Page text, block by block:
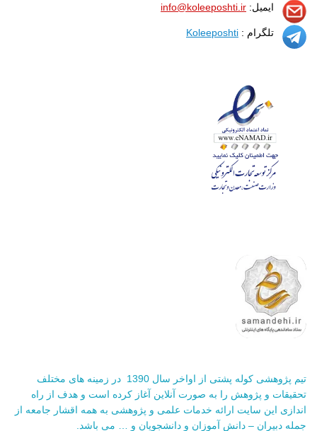
ایمیل: info@koleeposhti.ir
تلگرام : Koleeposhti
تیم پژوهشی کوله پشتی از اواخر سال 1390 در زمینه های مختلف
تحقیقات و پژوهش را به صورت آنلاین آغاز کرده است و هدف از راه
اندازی این سایت ارائه خدمات علمی و پژوهشی به همه اقشار جامعه از
جمله دبیران – دانش آموزان و دانشجویان و … می باشد.